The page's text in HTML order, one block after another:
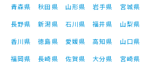
青森県 秋田県 山形県 岩手県 宮城県
長野県 新潟県 石川県 福井県 山梨県
香川県 徳島県 愛媛県 高知県 山口県
福岡県 長崎県 佐賀県 大分県 宮崎県